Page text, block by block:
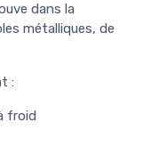
dans la
métalliques, de
:
froid